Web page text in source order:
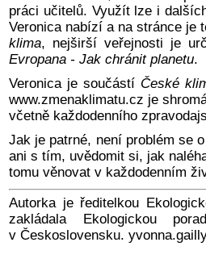
práci učitelů. Využít lze i
Veronica nabízí a na stránce je
klima, nejširší veřejnosti je
Evropana - Jak chránit planetu.
Veronica je součástí České
www.zmenaklimatu.cz je
včetně každodenního
Jak je patrné, není problém se
ani s tím, uvědomit si, jak
tomu věnovat v každodenním
Autorka je ředitelkou
zakládala Ekologickou
v Československu.